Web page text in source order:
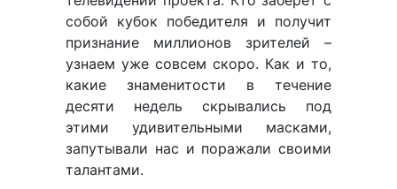
собой кубок победителя и получит
признание миллионов зрителей –
узнаем уже совсем скоро. Как и то,
какие знаменитости в течение
десяти недель скрывались под
этими удивительными масками,
запутывали нас и поражали своими
талантами.